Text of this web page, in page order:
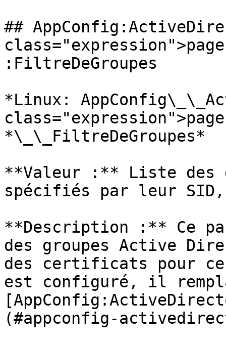
##
:FiltreDeGroupes
*Linux:
*\_\_FiltreDeGroupes*
**Valeur :** Liste des
spécifiés par leur
**Description :** Ce
des groupes Active
des certificats pour
est configuré, il
(#appconfig-